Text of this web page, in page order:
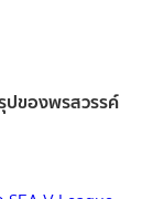
ปของพรสวรรค์